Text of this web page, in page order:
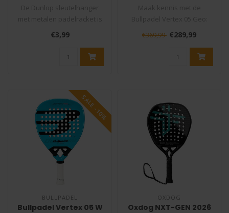
een schattige en praktische
a..
€3,99
een revolutionair
padelracket dat kr..
€369,99 €289,99
SALE -10%
BULLPADEL
Bullpadel Vertex 05 W
OXDOG
Oxdog NXT-GEN 2026